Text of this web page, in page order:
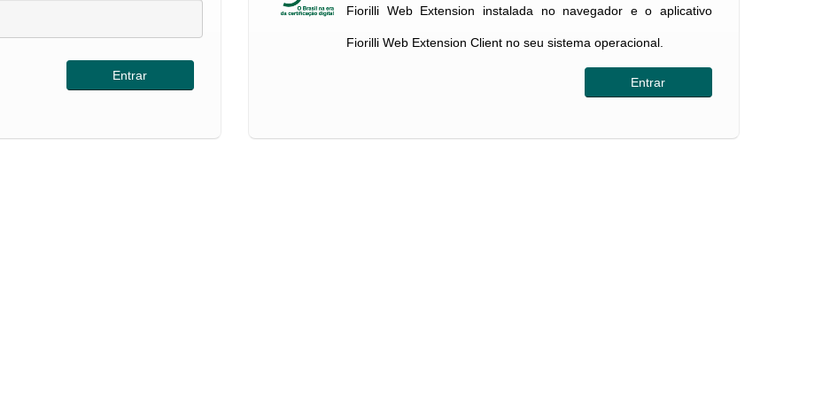
Fiorilli Web Extension instalada no navegador e o aplicativo
Fiorilli Web Extension Client no seu sistema operacional.